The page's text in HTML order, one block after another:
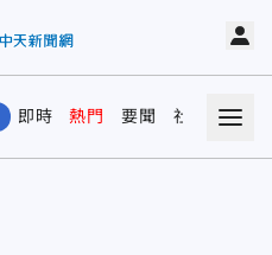
即時 熱門 要聞 社會 娛樂